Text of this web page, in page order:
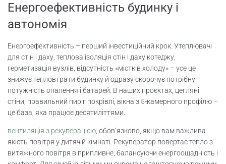
Енергоефективність будинку і
автономія
Енергоефективність – перший інвестиційний крок. Утеплювачі
для стін і даху, теплова ізоляція стін і даху котеджу,
герметизація вузлів, відсутність «містків холоду» – усе це
знижує тепловтрати будинку й одразу скорочує потрібну
потужність опалення і батарей. В наших проєктах, цегляні
стіни, правильний пиріг покрівлі, вікна з 5-камерного профілю –
це база, яка працює десятиліттями.
вентиляція з рекуперацією , обов’язково, якщо вам важлива
якість повітря у дитячій кімнаті. Рекуператор повертає тепло з
витяжного повітря в припливне, балансуючи енергоощадність і